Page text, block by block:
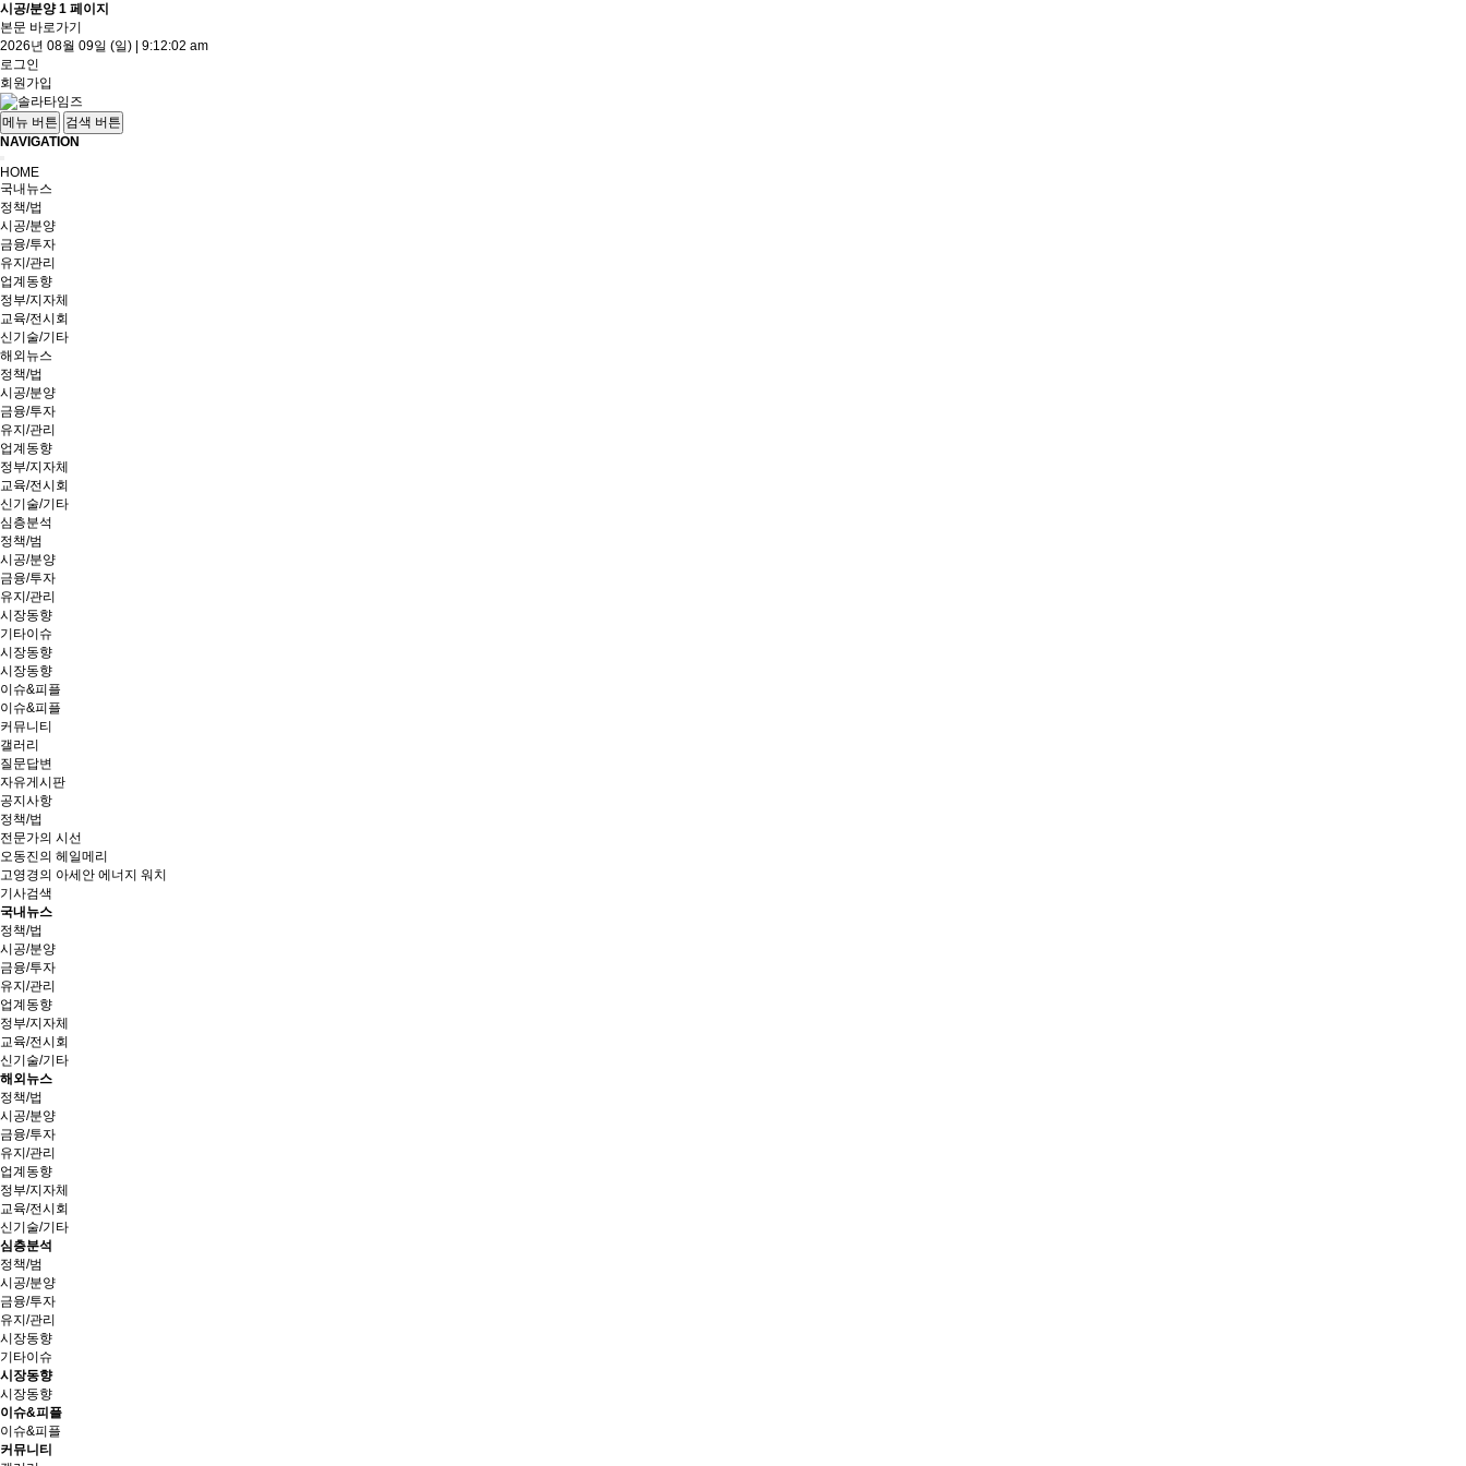
시공/분양 1 페이지
본문 바로가기
2026년 08월 09일 (일)
9:12:03 am
로그인
회원가입
메뉴 버튼
검색 버튼
NAVIGATION
HOME
국내뉴스
정책/법
시공/분양
금융/투자
유지/관리
업계동향
정부/지자체
교육/전시회
신기술/기타
해외뉴스
정책/법
시공/분양
금융/투자
유지/관리
업계동향
정부/지자체
교육/전시회
신기술/기타
심층분석
정책/범
시공/분양
금융/투자
유지/관리
시장동향
기타이슈
시장동향
시장동향
이슈&피플
이슈&피플
커뮤니티
갤러리
질문답변
자유게시판
공지사항
정책/법
전문가의 시선
오동진의 헤일메리
고영경의 아세안 에너지 워치
기사검색
국내뉴스
정책/법
시공/분양
금융/투자
유지/관리
업계동향
정부/지자체
교육/전시회
신기술/기타
해외뉴스
정책/법
시공/분양
금융/투자
유지/관리
업계동향
정부/지자체
교육/전시회
신기술/기타
심층분석
정책/범
시공/분양
금융/투자
유지/관리
시장동향
기타이슈
시장동향
시장동향
이슈&피플
이슈&피플
커뮤니티